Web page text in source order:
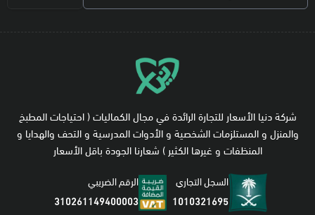
شركة دنيا الأسعار للتجارة الرائدة في مجال الكماليات ( احتياجات المطبخ
والمنزل و المستلزمات الشخصية و الأدوات المدرسية و التحف والهدايا و
المنظفات و غيرها الكثير ) شعارنا الجودة باقل الأسعار
السجل التجاري
1010321695
الرقم الضريبي
310261149400003